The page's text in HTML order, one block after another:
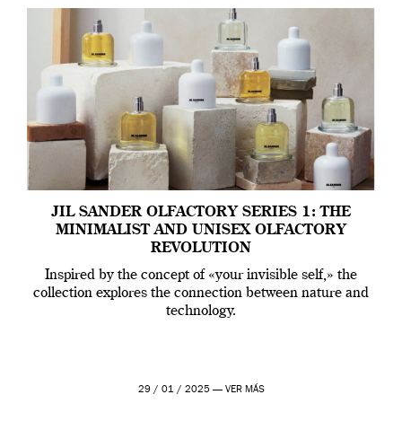
JIL SANDER OLFACTORY SERIES 1: THE
MINIMALIST AND UNISEX OLFACTORY
REVOLUTION
Inspired by the concept of «your invisible self,» the
collection explores the connection between nature and
technology.
29 / 01 / 2025 — VER MÁS